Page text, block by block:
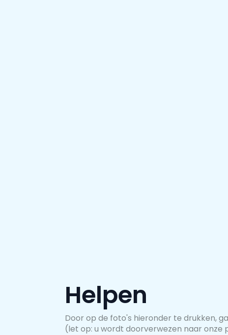
Helpen
Door op de foto's hieronder te drukken,
(let op: u wordt doorverwezen naar onze